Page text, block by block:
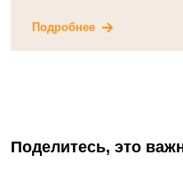
Подробнее
Поделитесь, это